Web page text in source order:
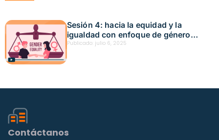
Sesión 4: hacia la equidad y la
igualdad con enfoque de género
Fecha: junio 20, 2025
Publicado: julio 6, 2025
Contáctanos